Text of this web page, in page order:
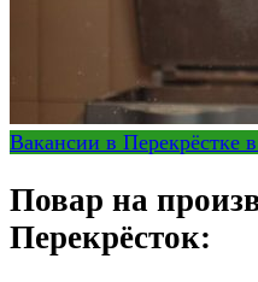
Вакансии в Перекрёстке
Повар на
Перекрёсток: